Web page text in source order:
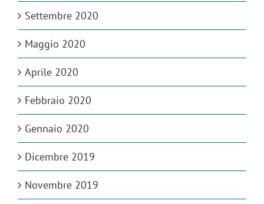
Settembre 2020
Maggio 2020
Aprile 2020
Febbraio 2020
Gennaio 2020
Dicembre 2019
Novembre 2019